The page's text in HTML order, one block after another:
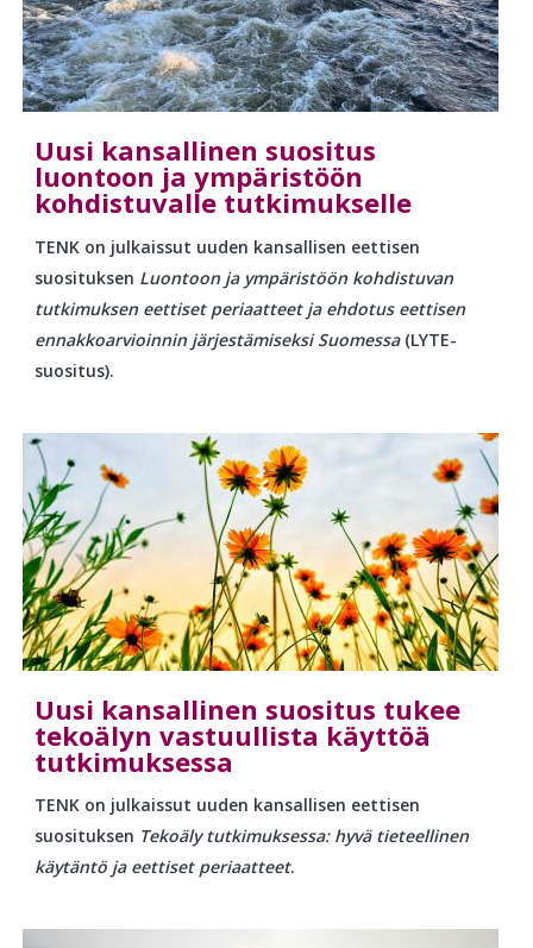
Uusi kansallinen suositus
luontoon ja ympäristöön
kohdistuvalle tutkimukselle
TENK on julkaissut uuden kansallisen eettisen
suosituksen Luontoon ja ympäristöön kohdistuvan
tutkimuksen eettiset periaatteet ja ehdotus eettisen
ennakkoarvioinnin järjestämiseksi Suomessa(LYTE-
suositus).
Uusi kansallinen suositus tukee
tekoälyn vastuullista käyttöä
tutkimuksessa
TENK on julkaissut uuden kansallisen eettisen
suosituksen Tekoäly tutkimuksessa: hyvä tieteellinen
käytäntö ja eettiset periaatteet.